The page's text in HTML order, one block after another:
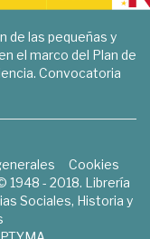
de las pequeñas y
el marco del Plan de
Convocatoria
Cookies
1948 - 2018. Librería
Sociales, Historia y